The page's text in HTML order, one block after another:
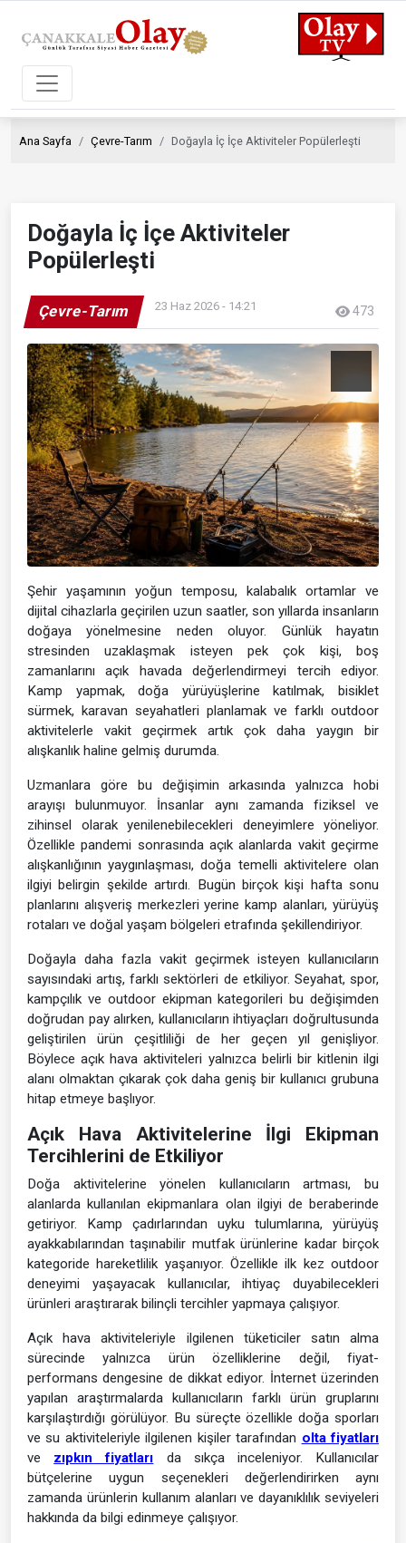
Ana Sayfa Çevre-Tarım Doğayla İç İçe Aktiviteler Popülerleşti
Doğayla İç İçe Aktiviteler
Popülerleşti
Çevre-Tarım 23 Haz 2026 - 14:21 473
Şehir yaşamının yoğun temposu, kalabalık ortamlar ve
dijital cihazlarla geçirilen uzun saatler, son yıllarda insanların
doğaya yönelmesine neden oluyor. Günlük hayatın
stresinden uzaklaşmak isteyen pek çok kişi, boş
zamanlarını açık havada değerlendirmeyi tercih ediyor.
Kamp yapmak, doğa yürüyüşlerine katılmak, bisiklet
sürmek, karavan seyahatleri planlamak ve farklı outdoor
aktivitelerle vakit geçirmek artık çok daha yaygın bir
alışkanlık haline gelmiş durumda.
Uzmanlara göre bu değişimin arkasında yalnızca hobi
arayışı bulunmuyor. İnsanlar aynı zamanda fiziksel ve
zihinsel olarak yenilenebilecekleri deneyimlere yöneliyor.
Özellikle pandemi sonrasında açık alanlarda vakit geçirme
alışkanlığının yaygınlaşması, doğa temelli aktivitelere olan
ilgiyi belirgin şekilde artırdı. Bugün birçok kişi hafta sonu
planlarını alışveriş merkezleri yerine kamp alanları, yürüyüş
rotaları ve doğal yaşam bölgeleri etrafında şekillendiriyor.
Doğayla daha fazla vakit geçirmek isteyen kullanıcıların
sayısındaki artış, farklı sektörleri de etkiliyor. Seyahat, spor,
kampçılık ve outdoor ekipman kategorileri bu değişimden
doğrudan pay alırken, kullanıcıların ihtiyaçları doğrultusunda
geliştirilen ürün çeşitliliği de her geçen yıl genişliyor.
Böylece açık hava aktiviteleri yalnızca belirli bir kitlenin ilgi
alanı olmaktan çıkarak çok daha geniş bir kullanıcı grubuna
hitap etmeye başlıyor.
Açık Hava Aktivitelerine İlgi Ekipman
Tercihlerini de Etkiliyor
Doğa aktivitelerine yönelen kullanıcıların artması, bu
alanlarda kullanılan ekipmanlara olan ilgiyi de beraberinde
getiriyor. Kamp çadırlarından uyku tulumlarına, yürüyüş
ayakkabılarından taşınabilir mutfak ürünlerine kadar birçok
kategoride hareketlilik yaşanıyor. Özellikle ilk kez outdoor
deneyimi yaşayacak kullanıcılar, ihtiyaç duyabilecekleri
ürünleri araştırarak bilinçli tercihler yapmaya çalışıyor.
Açık hava aktiviteleriyle ilgilenen tüketiciler satın alma
sürecinde yalnızca ürün özelliklerine değil, fiyat-
performans dengesine de dikkat ediyor. İnternet üzerinden
yapılan araştırmalarda kullanıcıların farklı ürün gruplarını
karşılaştırdığı görülüyor. Bu süreçte özellikle doğa sporları
ve su aktiviteleriyle ilgilenen kişiler tarafından olta fiyatları
ve zıpkın fiyatları da sıkça inceleniyor. Kullanıcılar
bütçelerine uygun seçenekleri değerlendirirken aynı
zamanda ürünlerin kullanım alanları ve dayanıklılık seviyeleri
hakkında da bilgi edinmeye çalışıyor.